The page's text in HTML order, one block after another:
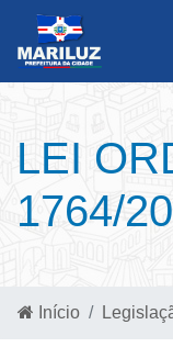
LEI
1764/
Início